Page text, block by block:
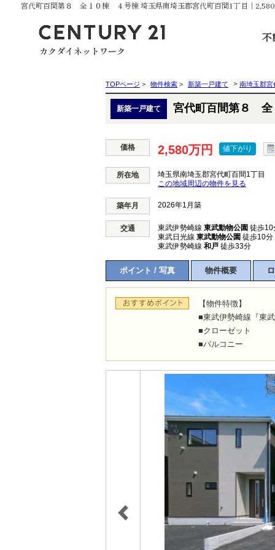
宮代町百間第８ 全１０棟 ４号棟 埼玉県南埼玉郡宮代町百間1丁目｜
不
TOPページ > 物件検索 > 新築一戸建て > 南埼玉郡宮
新築一戸建て 宮代町百間第８
価格 2,580万円 値下がり
所在地
埼玉県南埼玉郡宮代町百間1丁目
この地域周辺の物件を見る
築年月 2026年1月築
交通 東武伊勢崎線 東武動物公園 徒歩10
東武日光線 東武動物公園 徒歩10分
東武伊勢崎線 和戸 徒歩33分
ポイント / 写真 物件概要
【物件特徴】
■東武伊勢崎線『東
■クローゼット
■バルコニー